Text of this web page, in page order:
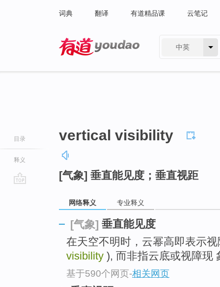
词典 翻译 有道精品课 云笔记
中英
目录
释义
vertical visibility
[气象] 垂直能见度；垂直视距
网络释义 专业释义
[气象] 垂直能见度
在天空不明时，云幂高即表示
visibility ), 而非指云底或视障现
基于590个网页-相关网页